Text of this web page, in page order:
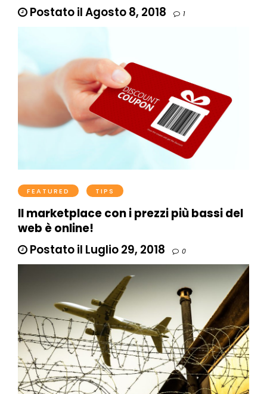
Postato il Agosto 8, 2018
1
FEATURED TIPS
Il marketplace con i prezzi più bassi del
web è online!
Postato il Luglio 29, 2018
0